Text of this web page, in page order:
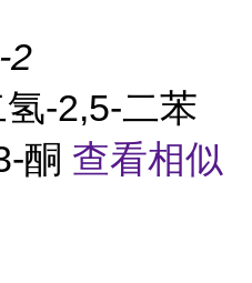
2
-2,5-二苯
酮 查看相似